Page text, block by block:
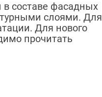
составе фасадных
слоями. Для
Для нового
прочитать